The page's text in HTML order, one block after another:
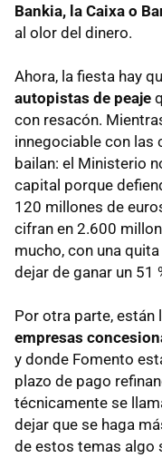
Bankia, la Caixa o
al olor del dinero.
Ahora, la fiesta hay
autopistas de peaje
con resacón.
innegociable con las
bailan: el Ministerio
capital porque
120 millones de
cifran en 2.600
mucho, con una
dejar de ganar un 51
Por otra parte, están
empresas
y donde Fomento
plazo de pago
técnicamente se
dejar que se haga
de estos temas algo